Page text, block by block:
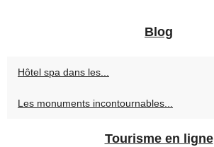
Blog
Hôtel spa dans les...
Les monuments incontournables...
Tourisme en ligne